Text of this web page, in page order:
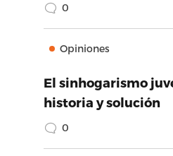
0
Opiniones
El sinhogarismo
historia y solución
0